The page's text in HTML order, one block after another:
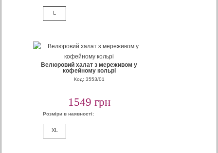
L
Велюровий халат з мереживом у
кофейному кольрі
Код: 3553/01
1549 грн
Розміри в наявності:
XL